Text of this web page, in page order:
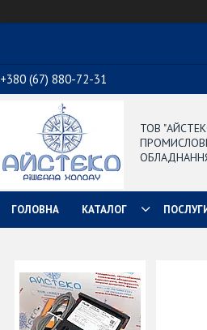
+380 (67) 880-72-31
ТОВ
ГОЛОВНА КАТАЛОГ